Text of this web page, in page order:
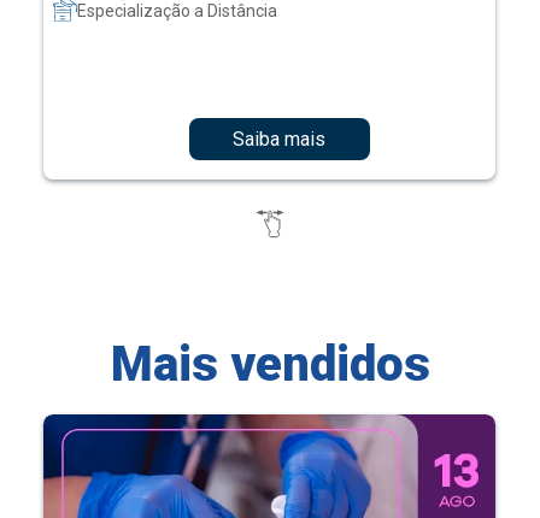
Especialização a Distância
Saiba mais
Mais vendidos